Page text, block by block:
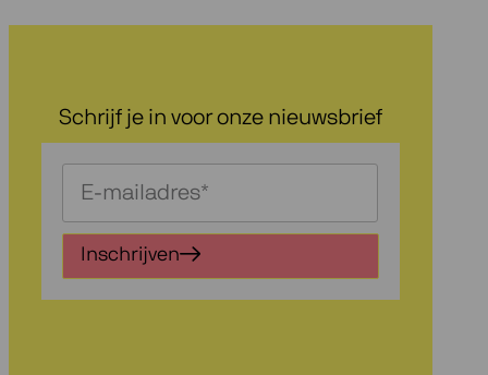
Schrijf je in voor onze nieuwsbrief
Schrijf
je
in
voor
onze
Inschrijven